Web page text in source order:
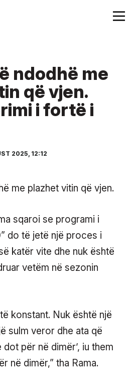
ndodhë me
që vjen.
i fortë i
2025, 12:12
sqaroi se programi i
do të jetë një proces i
katër vite dhe nuk është
vetëm në sezonin
konstant. Nuk është një
sulm veror dhe ata që
dot për në dimër’, iu them
në dimër,” tha Rama.